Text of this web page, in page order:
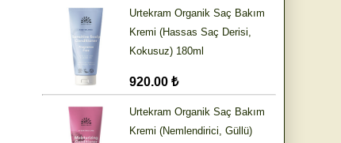
Urtekram Organik Saç Bakım
Kremi (Hassas Saç Derisi,
Kokusuz) 180ml
920.00 ₺
Urtekram Organik Saç Bakım
Kremi (Nemlendirici, Güllü)